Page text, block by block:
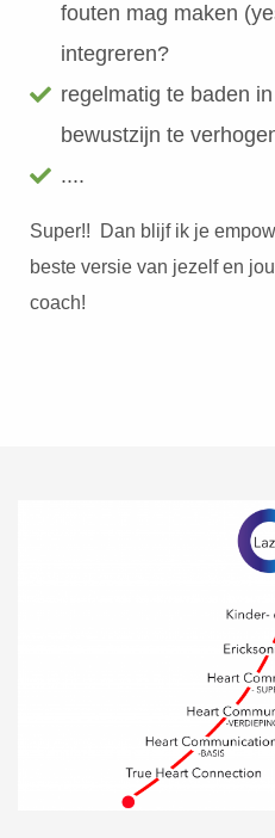
fouten mag maken
integreren?
regelmatig te baden
bewustzijn te
....
Super!! Dan blijf ik je
beste versie van jezelf en
coach!